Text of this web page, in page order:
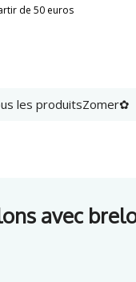
de 50 euros
les produitsZomer✿
avec